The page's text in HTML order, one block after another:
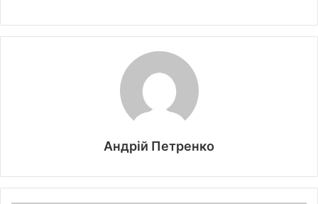
Андрій Петренко